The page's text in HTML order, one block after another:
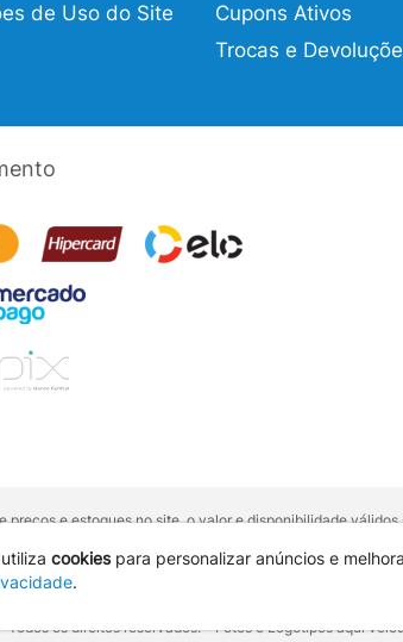
de Uso do Site
Cupons Ativos
Trocas e
preços e estoques no site, o valor e disponibilidade
de nossos estoques. Para compras acima de 5 unidades
site prevalecem sobre outros anunciados em qualquer
de dados e análises de crédito e risco.
de Produtos Eletrônicos Ltda - CNPJ:
os direitos reservados. - Fotos e Logotipos aqui
utiliza cookiespara personalizar anúncios e
.